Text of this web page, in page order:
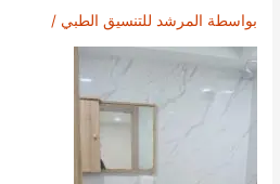
بواسطة المرشد للتنسيق الطبي/